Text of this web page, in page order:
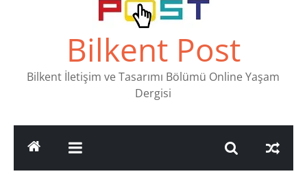
Tatlı Konuşalım: Ankara’nın 4 Köklü Pastanesi
Bilkent Post
Bilkent İletişim ve Tasarımı Bölümü Online Yaşam
Dergisi